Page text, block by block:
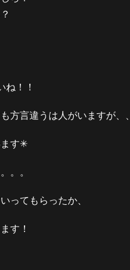
ね！！
方言違うは人がいますが、
ます✳︎
。。
ってもらったか、
す！